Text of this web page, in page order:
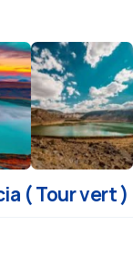
( Tour vert )